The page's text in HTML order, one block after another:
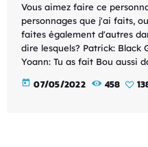
Vous aimez faire ce
personnages que j'ai faits,
faites également d'autres
dire lesquels? Patrick: Black
Yoann: Tu as fait Bou aussi
today 07/05/2022 458